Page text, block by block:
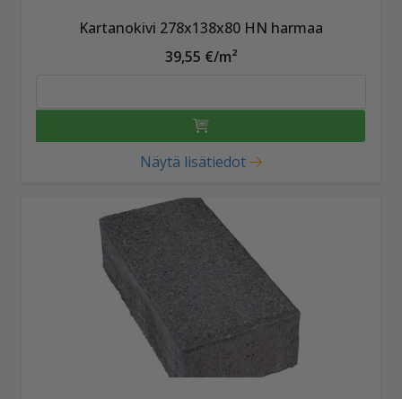
Kartanokivi 278x138x80 HN harmaa
39,55 €/m²
Näytä lisätiedot